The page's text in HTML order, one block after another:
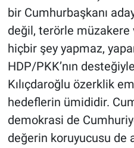
bir Cumhurbaşkanı
değil, terörle
hiçbir şey yapmaz,
HDP/PKK’nın
Kılıçdaroğlu özerklik
hedeflerin ümididir.
demokrasi de
değerin koruyucusu de